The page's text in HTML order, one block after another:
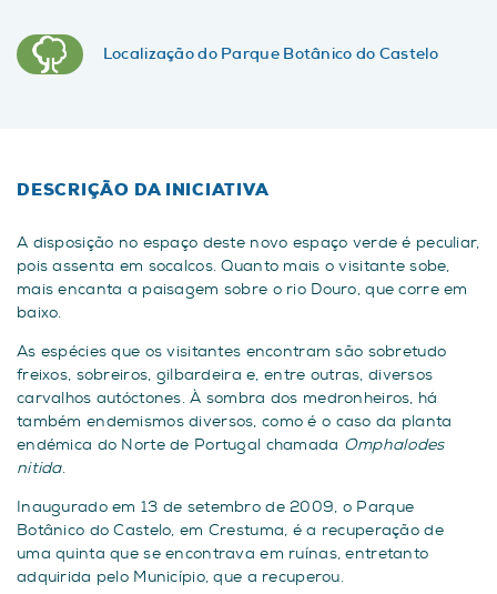
Localização do Parque Botânico do Castelo
DESCRIÇÃO DA INICIATIVA
A disposição no espaço deste novo espaço verde é peculiar,
pois assenta em socalcos. Quanto mais o visitante sobe,
mais encanta a paisagem sobre o rio Douro, que corre em
baixo.
As espécies que os visitantes encontram são sobretudo
freixos, sobreiros, gilbardeira e, entre outras, diversos
carvalhos autóctones. À sombra dos medronheiros, há
também endemismos diversos, como é o caso da planta
endémica do Norte de Portugal chamada Omphalodes
nitida.
Inaugurado em 13 de setembro de 2009, o Parque
Botânico do Castelo, em Crestuma, é a recuperação de
uma quinta que se encontrava em ruínas, entretanto
adquirida pelo Município, que a recuperou.